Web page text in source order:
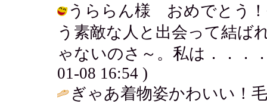
うららん様 おめでとう！
う素敵な人と出会って結ば
ゃないのさ～。私は．．．
01-08 16:54 )
ぎゃあ着物姿かわいい！